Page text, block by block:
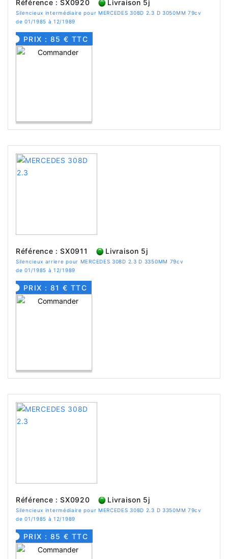
Référence : SX0920 Livraison 5j
Silencieux intermédiaire pour MERCEDES 308D 2.3 D 3050MM 79cv
de 01/1985 à 12/1989
PRIX : 85 € TTC
Référence : SX0911 Livraison 5j
Silencieux arriere pour MERCEDES 308D 2.3 D 3350MM 79cv
de 01/1985 à 12/1989
PRIX : 81 € TTC
Référence : SX0920 Livraison 5j
Silencieux intermédiaire pour MERCEDES 308D 2.3 D 3350MM 79cv
de 01/1985 à 12/1989
PRIX : 85 € TTC